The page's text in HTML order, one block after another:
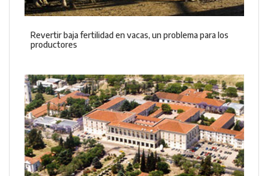
Revertir baja fertilidad en vacas, un problema para los
productores